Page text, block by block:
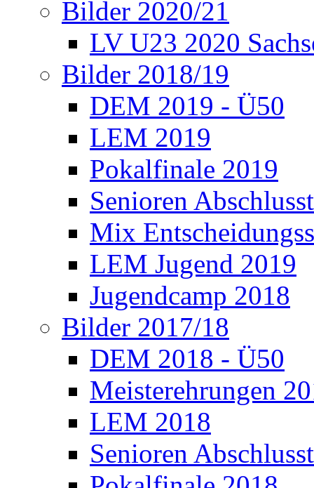
Bilder 2020/21
LV U23 2020
Bilder 2018/19
DEM 2019 - Ü50
LEM 2019
Pokalfinale 2019
Senioren
Mix
LEM Jugend 2019
Jugendcamp 2018
Bilder 2017/18
DEM 2018 - Ü50
Meisterehrungen
LEM 2018
Senioren